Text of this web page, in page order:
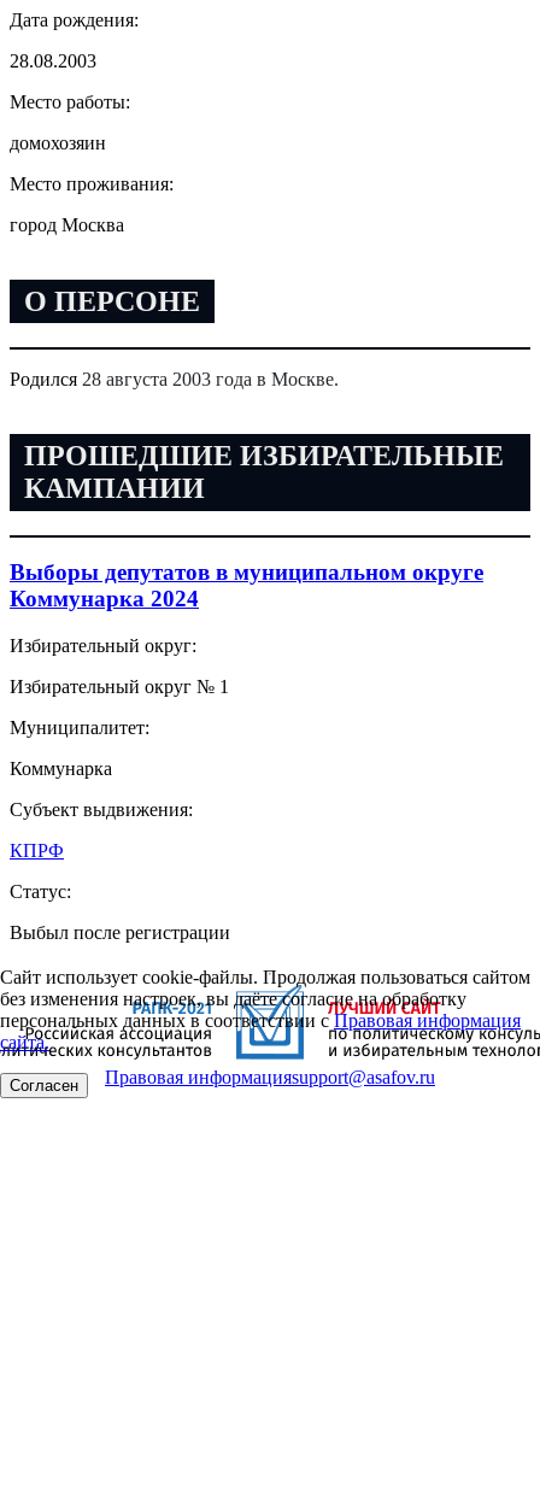
Дата рождения:
28.08.2003
Место работы:
домохозяин
Место проживания:
город Москва
О ПЕРСОНЕ
Родился 28 августа 2003 года в Москве.
ПРОШЕДШИЕ ИЗБИРАТЕЛЬНЫЕ
КАМПАНИИ
Выборы депутатов в муниципальном округе
Коммунарка 2024
Избирательный округ:
Избирательный округ № 1
Муниципалитет:
Коммунарка
Субъект выдвижения:
КПРФ
Статус:
Выбыл после регистрации
Сайт использует cookie-файлы. Продолжая пользоваться сайтом
без изменения настроек, вы даёте согласие на обработку
персональных данных в соответствии сПравовая информация
сайта.
Согласен Правовая информацияsupport@asafov.ru